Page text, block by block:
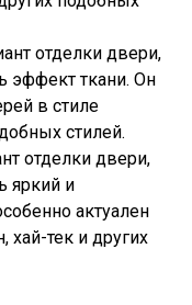
отделки двери,
эффект ткани. Он
в стиле
стилей.
отделки двери,
яркий и
актуален
хай-тек и других